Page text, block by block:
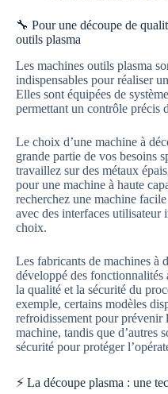
🔧 Pour une découpe de
outils plasma
Les machines outils plasma
indispensables pour réaliser
Elles sont équipées de
permettant un contrôle précis
Le choix d’une machine à
grande partie de vos besoins
travaillez sur des métaux
pour une machine à haute
recherchez une machine
avec des interfaces
choix.
Les fabricants de machines à
développé des fonctionnalités
la qualité et la sécurité du
exemple, certains modèles
refroidissement pour prévenir
machine, tandis que d’autres
sécurité pour protéger
⚡ La découpe plasma : une